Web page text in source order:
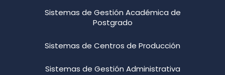
Sistemas de Gestión Académica de
Postgrado
Sistemas de Centros de Producción
Sistemas de Gestión Administrativa